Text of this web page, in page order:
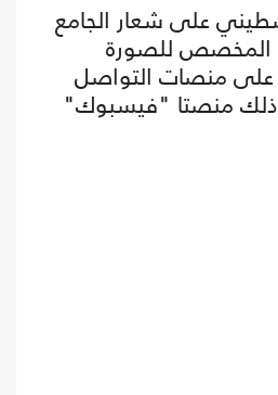
على شعار الجامع
المخصص للصورة
منصات التواصل
ذلك منصتا "فيسبوك"